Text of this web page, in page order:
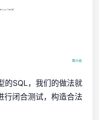
的SQL，我们的做法就
行闭合测试，构造合法